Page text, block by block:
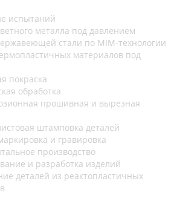
испытаний
металла под давлением
стали по MIM-технологии
материалов под
покраска
обработка
прошивная и вырезная
штамповка деталей
и гравировка
производство
и разработка изделий
деталей из реактопластичных